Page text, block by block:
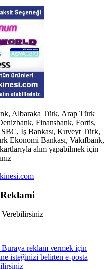
Albaraka Türk, Arap Türk
Finansbank, Fortis,
İş Bankası, Kuveyt Türk,
Ekonomi Bankası, Vakıfbank,
alım yapabilmek için
Verebilirsiniz